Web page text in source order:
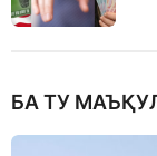
БА ТУ